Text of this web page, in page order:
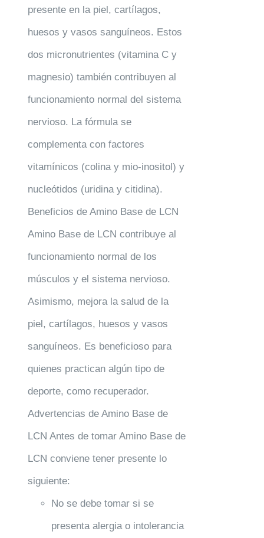
presente en la piel, cartílagos,
huesos y vasos sanguíneos. Estos
dos micronutrientes (vitamina C y
magnesio) también contribuyen al
funcionamiento normal del sistema
nervioso. La fórmula se
complementa con factores
vitamínicos (colina y mio-inositol) y
nucleótidos (uridina y citidina).
Beneficios de Amino Base de LCN
Amino Base de LCN contribuye al
funcionamiento normal de los
músculos y el sistema nervioso.
Asimismo, mejora la salud de la
piel, cartílagos, huesos y vasos
sanguíneos. Es beneficioso para
quienes practican algún tipo de
deporte, como recuperador.
Advertencias de Amino Base de
LCN Antes de tomar Amino Base de
LCN conviene tener presente lo
siguiente:
No se debe tomar si se
presenta alergia o intolerancia